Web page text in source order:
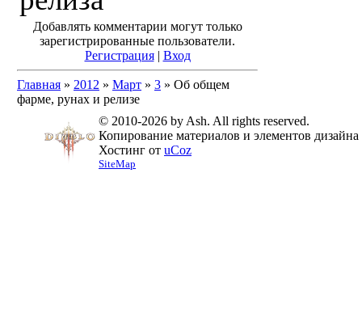
Добавлять комментарии могут только
зарегистрированные пользователи.
Регистрация| Вход
Главная » 2012 » Март » 3 » Об общем
фарме, рунах и релизе
© 2010-2026 by Ash. All rights reserved.
Копирование материалов и элементов
Хостинг от uCoz
SiteMap